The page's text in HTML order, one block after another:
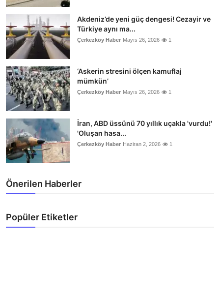
Akdeniz’de yeni güç dengesi! Cezayir ve
Türkiye aynı ma...
Çerkezköy Haber Mayıs 26, 2026 1
‘Askerin stresini ölçen kamuflaj
mümkün’
Çerkezköy Haber Mayıs 26, 2026 1
İran, ABD üssünü 70 yıllık uçakla 'vurdu!'
'Oluşan hasa...
Çerkezköy Haber Haziran 2, 2026 1
Önerilen Haberler
Popüler Etiketler